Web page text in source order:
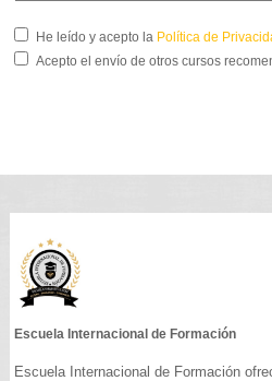
He leído y acepto la Política de
Acepto el envío de otros cursos
Escuela Internacional de Formación
Escuela Internacional de Formación